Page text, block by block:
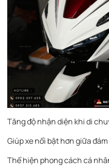
Tăng độ nhận diện khi di
Giúp xe nổi bật hơn giữa
Thể hiện phong cách cá